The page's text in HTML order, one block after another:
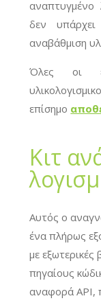
αναπτυγμένο
δεν
αναβάθμιση
Όλες οι
επίσημο
Κιτ
Αυτός ο
ένα πλήρως
με εξωτερικές
πηγαίους
αναφορά API,